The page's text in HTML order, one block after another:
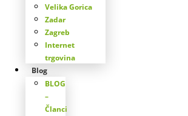
Velika Gorica
Zadar
Zagreb
Internet
trgovina
Blog
BLOG
–
Članci